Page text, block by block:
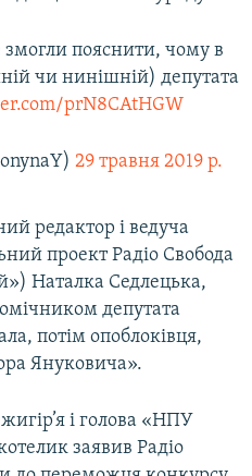
пояснити, чому в
чи нинішній) депутата
prN8CAtHGW
29 травня 2019 р.
редактор і ведуча
проект Радіо Свобода
Наталка Седлецька,
депутата
потім опоблоківця,
Януковича».
і голова «НПУ
заявив Радіо